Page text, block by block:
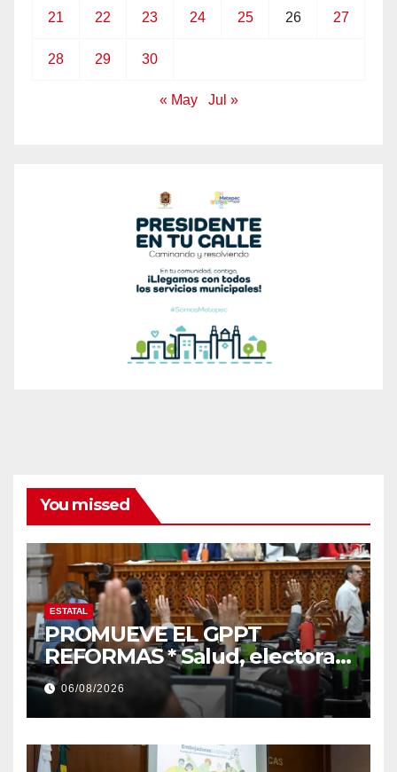
21 22 23 24 25 26 27
28 29 30
« May Jul »
You missed
ESTATAL
PROMUEVE EL GPPT
REFORMAS * Salud, electoral
y justicia, de las principales
06/08/2026